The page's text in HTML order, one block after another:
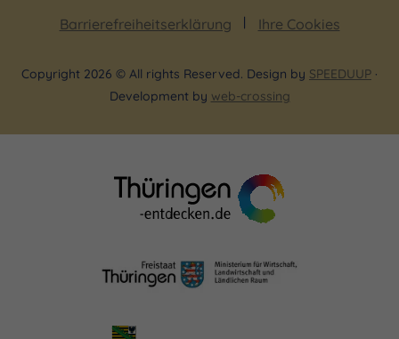
Barrierefreiheitserklärung
Ihre Cookies
Copyright 2026 © All rights Reserved. Design by SPEEDUUP ·
Development by web-crossing